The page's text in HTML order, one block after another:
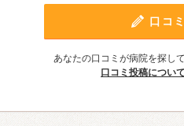
口コ
あなたの口コミが病院を探し
口コミ投稿につい